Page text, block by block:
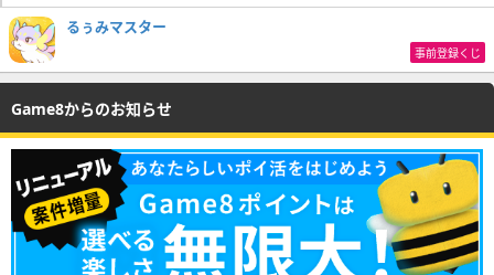
るぅみマスター
事前登録くじ
Game8からのお知らせ